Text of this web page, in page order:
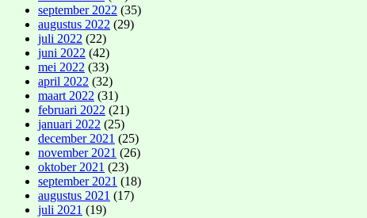
september 2022 (35)
augustus 2022 (29)
juli 2022 (22)
juni 2022 (42)
mei 2022 (33)
april 2022 (32)
maart 2022 (31)
februari 2022 (21)
januari 2022 (25)
december 2021 (25)
november 2021 (26)
oktober 2021 (23)
september 2021 (18)
augustus 2021 (17)
juli 2021 (19)